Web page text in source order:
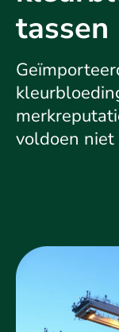
tassen
voldoen niet